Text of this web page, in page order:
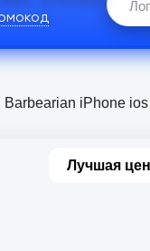
Barbearian iPhone
Лучшая